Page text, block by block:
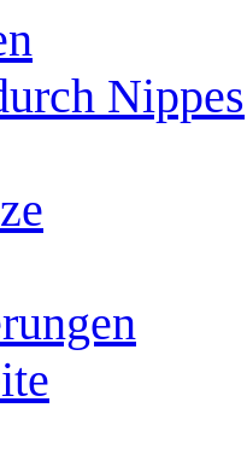
Nippes